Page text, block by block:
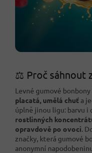
⚖️ Proč sáhnout
Levné gumové
placatá, umělá chuť a
úplně jinou ligu: barvu i
rostlinných
opravdově po ovoci .
značky, která gumové
anonymní